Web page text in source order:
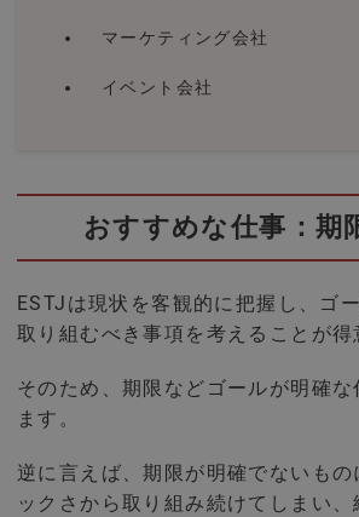
マーケティング会社
イベント会社
おすすめな仕事：期
ESTJは現状を客観的に把握し、ゴ
取り組むべき事項を考えることが得
そのため、期限などゴールが明確な
ます。
逆に言えば、期限が明確でないもの
ックさから取り組み続けてしまい、